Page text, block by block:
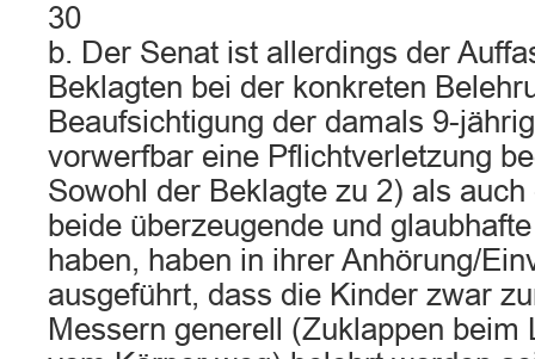
30
b. Der Senat ist allerdings der
Beklagten bei der konkreten
Beaufsichtigung der damals 9-
vorwerfbar eine Pflichtverletzung
Sowohl der Beklagte zu 2) als
beide überzeugende und
haben, haben in ihrer Anhörung/
ausgeführt, dass die Kinder zwar
Messern generell (Zuklappen beim